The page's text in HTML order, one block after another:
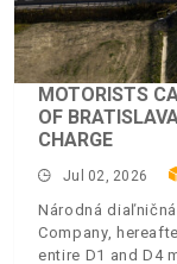
MOTORISTS
OF
CHARGE
Jul 02, 2026
Národná
Company,
entire D1 and D4